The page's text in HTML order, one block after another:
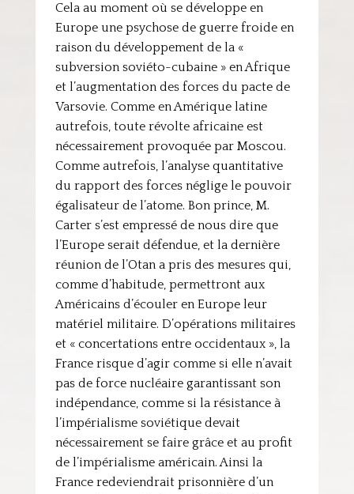
Cela au moment où se développe en
Europe une psychose de guerre froide en
raison du développement de la «
subversion soviéto-cubaine » en Afrique
et l’augmentation des forces du pacte de
Varsovie. Comme en Amérique latine
autrefois, toute révolte africaine est
nécessairement provoquée par Moscou.
Comme autrefois, l’analyse quantitative
du rapport des forces néglige le pouvoir
égalisateur de l’atome. Bon prince, M.
Carter s’est empressé de nous dire que
l’Europe serait défendue, et la dernière
réunion de l’Otan a pris des mesures qui,
comme d’habitude, permettront aux
Américains d’écouler en Europe leur
matériel militaire. D’opérations militaires
et « concertations entre occidentaux », la
France risque d’agir comme si elle n’avait
pas de force nucléaire garantissant son
indépendance, comme si la résistance à
l’impérialisme soviétique devait
nécessairement se faire grâce et au profit
de l’impérialisme américain. Ainsi la
France redeviendrait prisonnière d’un